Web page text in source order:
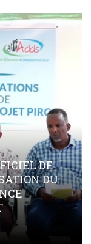
DE
DU